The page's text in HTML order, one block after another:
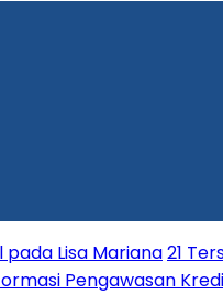
pada Lisa Mariana21
Pengawasan